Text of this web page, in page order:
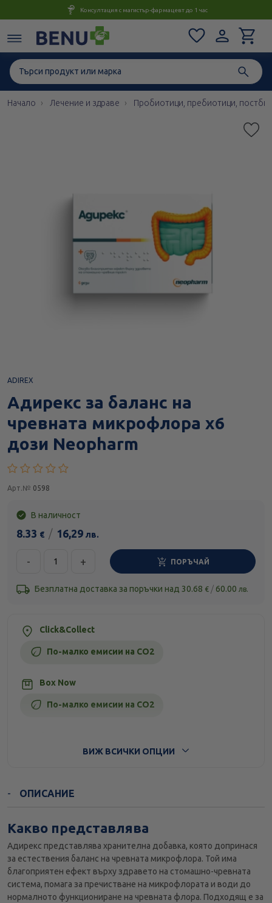
Консултация с магистър-фармацевт до 1 час
Начало Лечение и здраве Пробиотици, пребиотици,
ADIREX
Адирекс за баланс на
чревната микрофлора х6
дози Neopharm
Арт.№ 0598
В наличност
8.33 € / 16,29 лв.
- + ПОРЪЧАЙ
Безплатна доставка за поръчки над 30.68 € / 60.00 лв.
Click&Collect
По-малко емисии на CO2
Box Now
По-малко емисии на CO2
ВИЖ ВСИЧКИ ОПЦИИ
ОПИСАНИЕ
Какво представлява
Адирекс представлява хранителна добавка, която допринася
за естествения баланс на чревната микрофлора. Той има
благоприятен ефект върху здравето на стомашно-чревната
система, помага за пречистване на микрофлората и води до
нормалното функциониране на чревната флора. Подходящ е за